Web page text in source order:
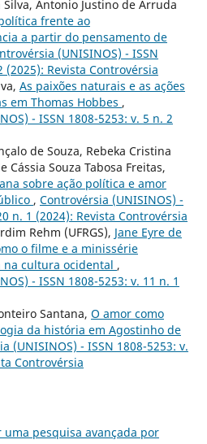
Antonio Justino de Arruda
frente ao
a partir do pensamento de
(UNISINOS) - ISSN
(2025): Revista Controvérsia
As paixões naturais e as ações
em Thomas Hobbes ,
- ISSN 1808-5253: v. 5 n. 2
de Souza, Rebeka Cristina
Cássia Souza Tabosa Freitas,
sobre ação política e amor
, Controvérsia (UNISINOS) -
n. 1 (2024): Revista Controvérsia
Rehm (UFRGS), Jane Eyre de
o filme e a minissérie
cultura ocidental ,
- ISSN 1808-5253: v. 11 n. 1
Santana, O amor como
da história em Agostinho de
(UNISINOS) - ISSN 1808-5253: v.
Controvérsia
uma pesquisa avançada por